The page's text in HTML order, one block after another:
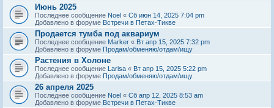
Июнь 2025
Последнее сообщение Noel « Сб июн 14, 2025 7:04 pm
Добавлено в форуме Встречи в Петах-Тикве
Продается тумба под аквариум
Последнее сообщение Marker « Вт апр 15, 2025 7:32 pm
Добавлено в форуме Продам/обменяю/отдам/ищу
Растения в Холоне
Последнее сообщение Larisa « Вт апр 15, 2025 5:22 pm
Добавлено в форуме Продам/обменяю/отдам/ищу
26 апреля 2025
Последнее сообщение Noel « Сб апр 12, 2025 8:53 am
Добавлено в форуме Встречи в Петах-Тикве